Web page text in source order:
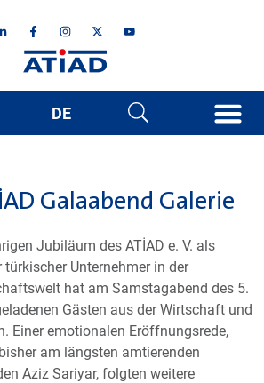
DE
Galaabend Galerie
Jubiläum des ATİAD e. V. als
Unternehmer in der
hat am Samstagabend des 5.
Gästen aus der Wirtschaft und
Einer emotionalen Eröffnungsrede,
am längsten amtierenden
Aziz Sariyar, folgten weitere